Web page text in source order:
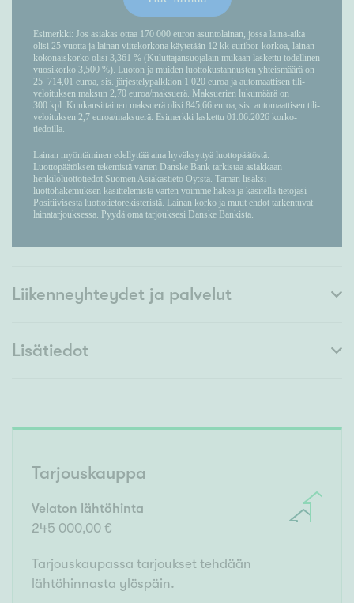
Liikenneyhteydet ja palvelut
Lisätiedot
Tarjouskauppa
Velaton lähtöhinta
245 000,00 €
Tarjouskaupassa tarjoukset tehdään
lähtöhinnasta ylöspäin.